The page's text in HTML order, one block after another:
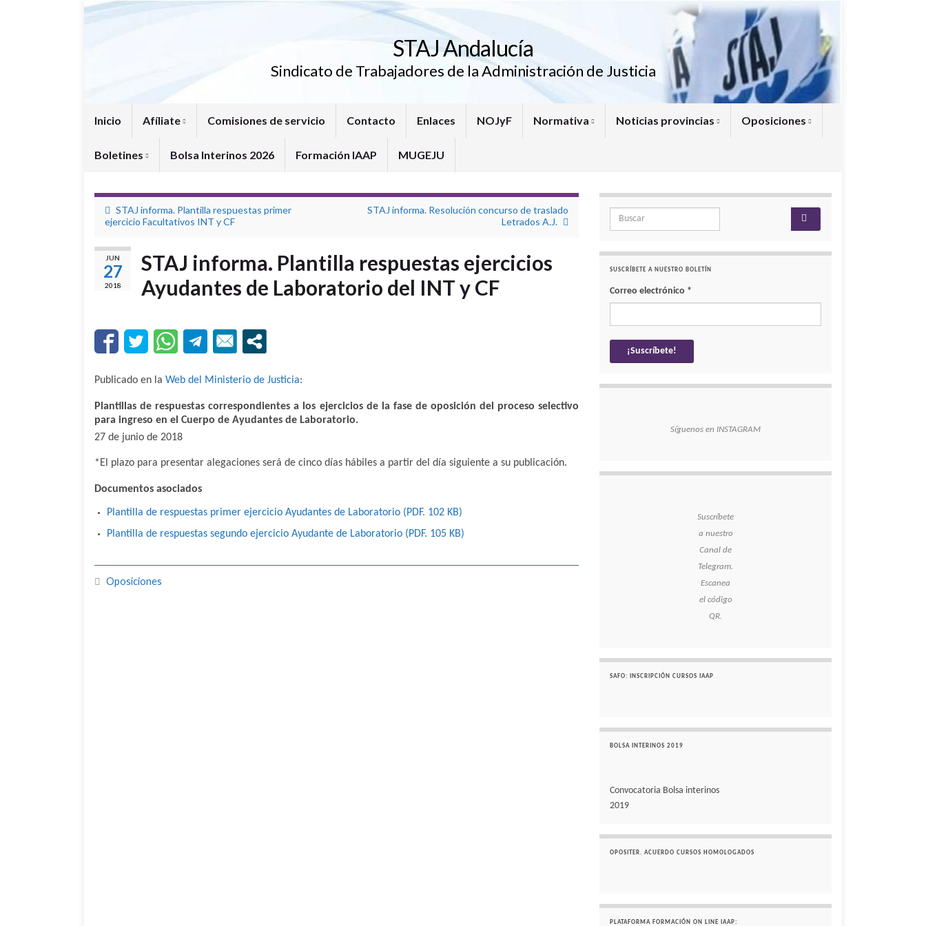
STAJ Andalucía
Sindicato de Trabajadores de la Administración de Justicia
Inicio Afíliate Comisiones de servicio Contacto Enlaces NOJyF Normativa Noticias provincias Oposiciones
Boletines Bolsa Interinos 2026 Formación IAAP MUGEJU
STAJ informa. Plantilla respuestas primer
ejercicio Facultativos INT y CF
STAJ informa. Resolución concurso de traslado
Letrados A.J.
JUN
27
2018
STAJ informa. Plantilla respuestas ejercicios
Ayudantes de Laboratorio del INT y CF
Publicado en la Web del Ministerio de Justicia:
Plantillas de respuestas correspondientes a los ejercicios de la fase de oposición del proceso selectivo
para ingreso en el Cuerpo de Ayudantes de Laboratorio.
27 de junio de 2018
*El plazo para presentar alegaciones será de cinco días hábiles a partir del día siguiente a su publicación.
Documentos asociados
Plantilla de respuestas primer ejercicio Ayudantes de Laboratorio (PDF. 102 KB)
Plantilla de respuestas segundo ejercicio Ayudante de Laboratorio (PDF. 105 KB)
Oposiciones
Search for:
SUSCRÍBETE A NUESTRO BOLETÍN
Correo electrónico *
Síguenos en INSTAGRAM
Suscríbete
a nuestro
Canal de
Telegram.
Escanea
el código
QR.
SAFO: INSCRIPCIÓN CURSOS IAAP
BOLSA INTERINOS 2019
Convocatoria Bolsa interinos
2019
OPOSITER. ACUERDO CURSOS HOMOLOGADOS
PLATAFORMA FORMACIÓN ON LINE IAAP: